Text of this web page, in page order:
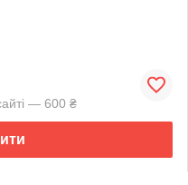
— 600 ₴